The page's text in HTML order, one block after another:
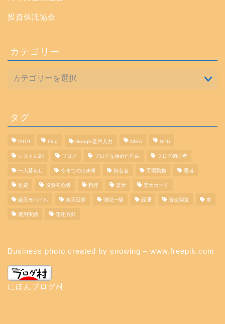
投資信託協会
カテゴリー
タグ
2019 blog Google音声入力 NISA SPU
シストレ24 ブログ ブログを始めた理由 ブログ初心者
一人暮らし 今までの出来事 初心者 工場勤務 思考
投資 投資初心者 料理 楽天 楽天カード
楽天モバイル 楽天証券 簿記一級 経理 資金調達 車
運用実績 運用方針
Business photo created by snowing – www.freepik.com
にほんブログ村